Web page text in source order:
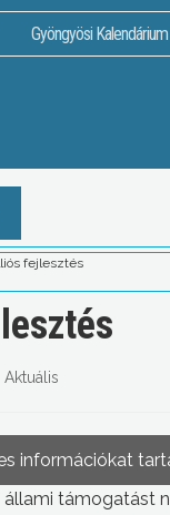
Gyöngyösi
fejlesztés
Aktuális
információkat
támogatást